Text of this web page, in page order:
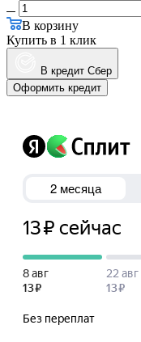
В корзину
Купить в 1 клик
В кредит Сбер
Оформить кредит